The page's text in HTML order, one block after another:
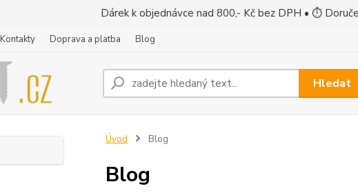
Dárek k objednávce nad 800,- Kč bez DPH • ⏱
Kontakty Doprava a platba Blog
Hledat
Úvod Blog
Blog